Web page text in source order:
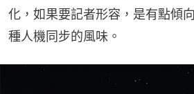
化，如果要記者形容，是有點傾
種人機同步的風味。